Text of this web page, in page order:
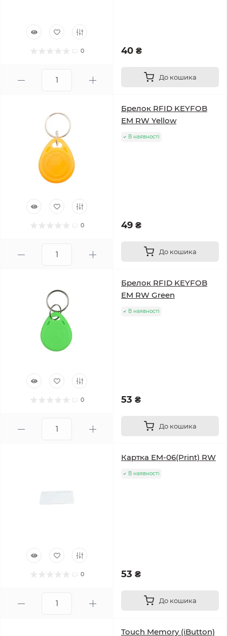
0 40 ₴
До кошика
0
Брелок RFID KEYFOB
EM RW Yellow
В наявності
49 ₴
До кошика
0
Брелок RFID KEYFOB
EM RW Green
В наявності
53 ₴
До кошика
0
Картка EM-06(Print) RW
В наявності
53 ₴
До кошика
Touch Memory (iButton)